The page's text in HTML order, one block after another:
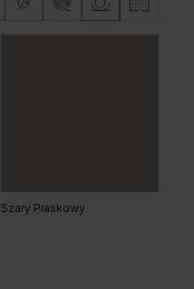
Dąb Kendal Naturalny
Szary Piaskowy